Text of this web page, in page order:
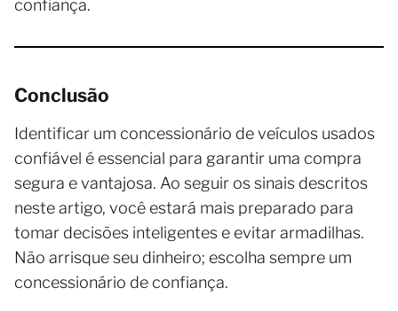
confiança.
Conclusão
Identificar um concessionário de veículos usados
confiável é essencial para garantir uma compra
segura e vantajosa. Ao seguir os sinais descritos
neste artigo, você estará mais preparado para
tomar decisões inteligentes e evitar armadilhas.
Não arrisque seu dinheiro; escolha sempre um
concessionário de confiança.